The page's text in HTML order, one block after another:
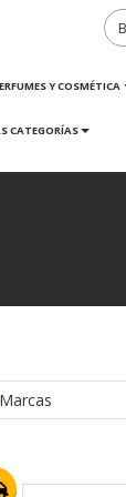
Y COSMÉTICA
CATEGORÍAS
Marcas